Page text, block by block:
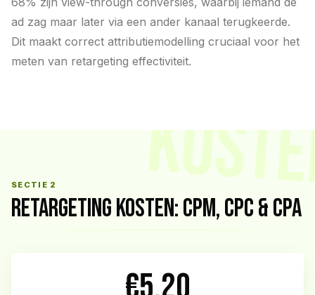
ad zag maar later via een ander kanaal terugkeerde.
Dit maakt correct attributiemodelling cruciaal voor het
meten van retargeting effectiviteit.
SECTIE 2
RETARGETING KOSTEN: CPM, CPC & CPA